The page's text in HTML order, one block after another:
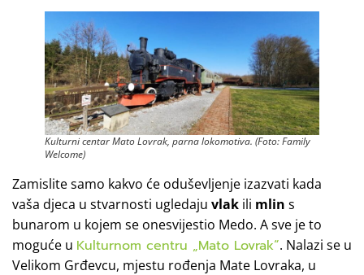
Kulturni centar Mato Lovrak, parna lokomotiva. (Foto: Family
Welcome)
Zamislite samo kakvo će oduševljenje izazvati kada
vaša djeca u stvarnosti ugledaju vlak ili mlin s
bunarom u kojem se onesvijestio Medo. A sve je to
moguće u Kulturnom centru „Mato Lovrak“. Nalazi se u
Velikom Grđevcu, mjestu rođenja Mate Lovraka, u